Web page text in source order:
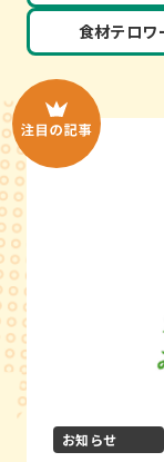
食材テロワ
お知らせ